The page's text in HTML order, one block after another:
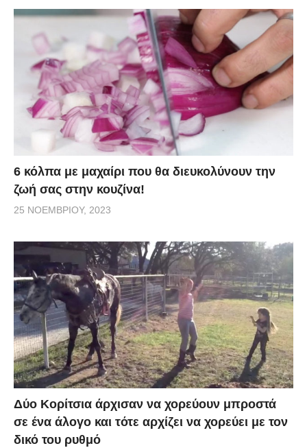
6 κόλπα με μαχαίρι που θα διευκολύνουν την
ζωή σας στην κουζίνα!
25 ΝΟΕΜΒΡΊΟΥ, 2023
Δύο Κορίτσια άρχισαν να χορεύουν μπροστά
σε ένα άλογο και τότε αρχίζει να χορεύει με τον
δικό του ρυθμό